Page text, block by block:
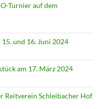
Turnier auf dem
und 16. Juni 2024
am 17. März 2024
Reitverein Schleibacher Hof